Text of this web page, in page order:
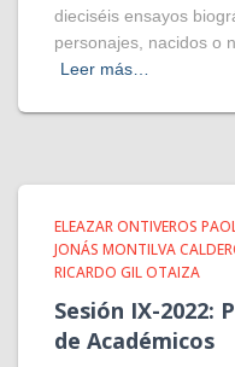
dieciséis ensayos
personajes, nacidos o
Leer más…
ELEAZAR ONTIVEROS
JONÁS MONTILVA
RICARDO GIL OTAIZA
Sesión IX-2022:
de Académicos